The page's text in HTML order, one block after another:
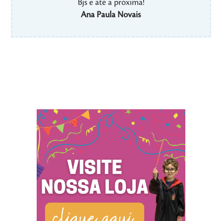
Bjs e até a próxima!
Ana Paula Novais